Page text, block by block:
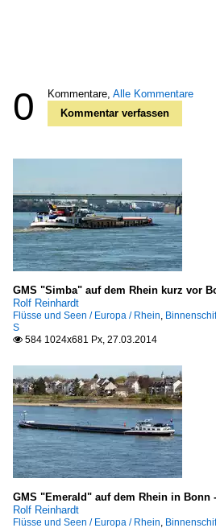
0 Kommentare, Alle Kommentare
Kommentar verfassen
GMS "Simba" auf dem Rhein kurz vor
Rolf Reinhardt
Flüsse und Seen / Europa / Rhein,
S
 584 1024x681 Px, 27.03.2014
GMS "Emerald" auf dem Rhein in Bonn
Rolf Reinhardt
Flüsse und Seen / Europa / Rhein,